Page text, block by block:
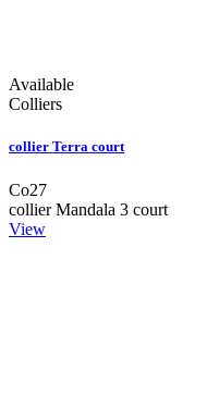
Available
Colliers
collier Terra court
Co27
collier Mandala 3 court
View